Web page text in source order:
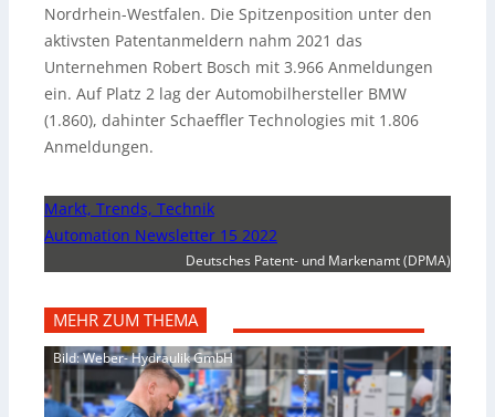
Nordrhein-Westfalen. Die Spitzenposition unter den
aktivsten Patentanmeldern nahm 2021 das
Unternehmen Robert Bosch mit 3.966 Anmeldungen
ein. Auf Platz 2 lag der Automobilhersteller BMW
(1.860), dahinter Schaeffler Technologies mit 1.806
Anmeldungen.
Markt, Trends, Technik
Automation Newsletter 15 2022
Deutsches Patent- und Markenamt (DPMA)
MEHR ZUM THEMA
Bild: Weber- Hydraulik GmbH